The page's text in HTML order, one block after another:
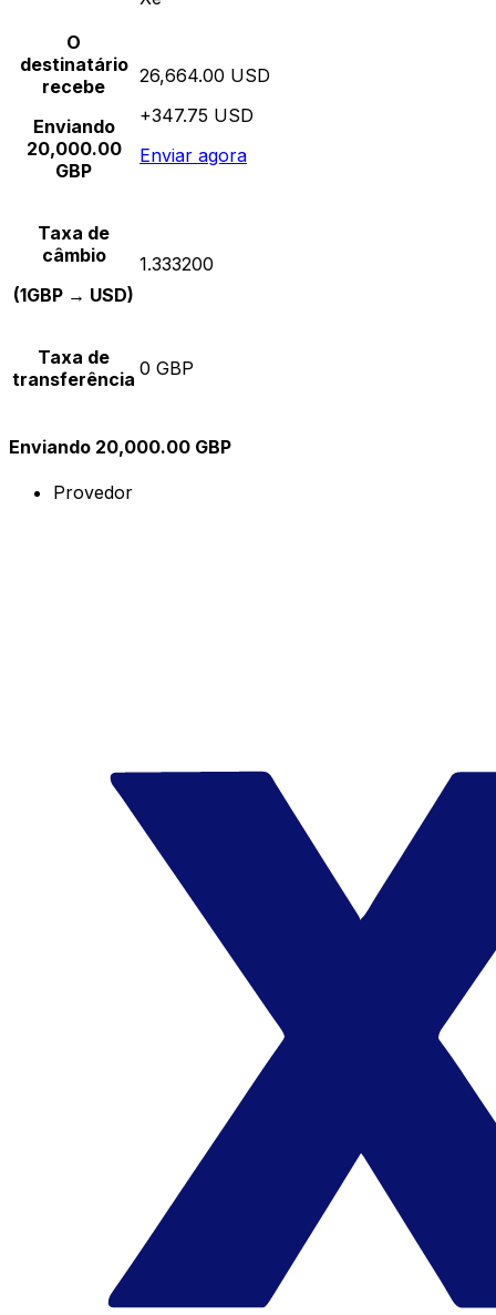
O
destinatário
recebe
Enviando
20,000.00
GBP
26,664.00 USD
+347.75 USD
Enviar agora
Taxa de
câmbio
(1GBP → USD)
1.333200
Taxa de
transferência 0 GBP
Enviando 20,000.00 GBP
Provedor